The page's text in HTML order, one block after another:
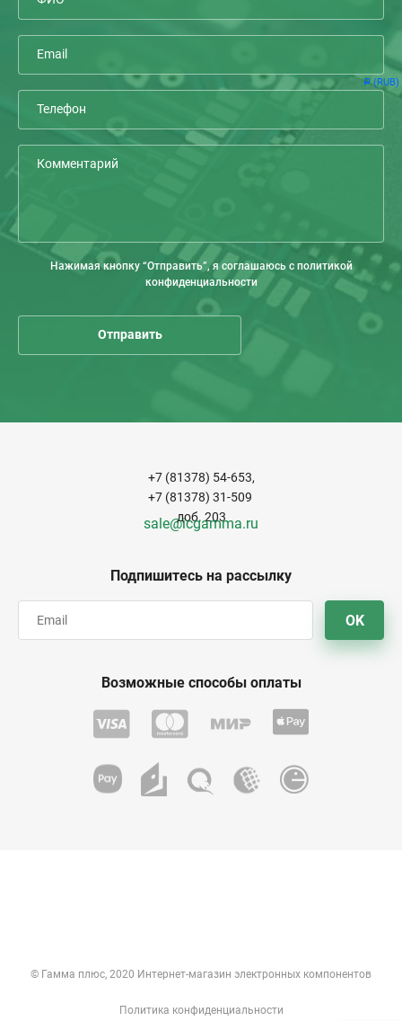
Р(RUB)
Нажимая кнопку “Отправить”, я соглашаюсь с политикой
конфиденциальности
Подпишитесь на рассылку
OK
+7 (81378) 54-653,
+7 (81378) 31-509
доб. 203
sale@icgamma.ru
Возможные способы оплаты
© Гамма плюс, 2020 Интернет-магазин электронных компонентов
Политика конфиденциальности